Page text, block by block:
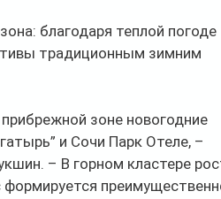
благодаря теплой погоде
традиционным зимним
зоне новогодние
и Сочи Парк Отеле, –
– В горном кластере
формируется